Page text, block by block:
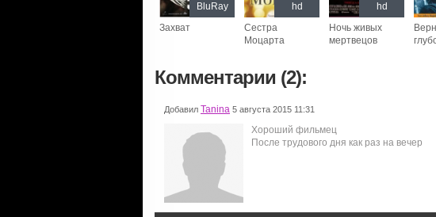
Захват
BluRay
Сестра
Моцарта
hd
Ночь живых
мертвецов
hd
Комментарии (2):
Добавил Tanina 5 августа 2015 11:31
Хороший фильмец
После трудового дня как раз на вечер